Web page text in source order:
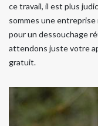
ce travail, il est plus
sommes une
pour un dessouchage
attendons juste votre
gratuit.